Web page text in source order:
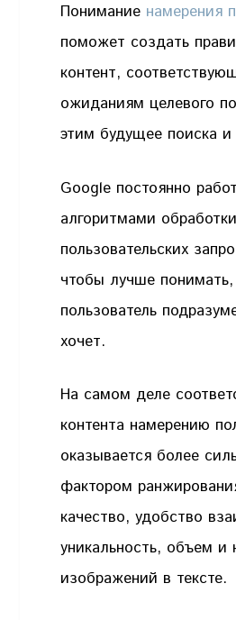
Понимание намерения
поможет создать
контент,
ожиданиям целевого
этим будущее поиска
Google постоянно
алгоритмами обработки
пользовательских
чтобы лучше понимать,
пользователь
хочет.
На самом деле
контента намерению
оказывается более
фактором
качество, удобство
уникальность, объем и
изображений в тексте.